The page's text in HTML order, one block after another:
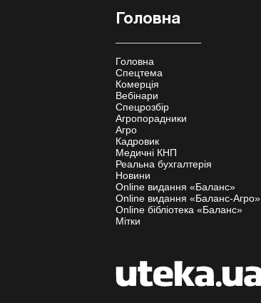
Головна
Головна
Спецтема
Комерція
Вебінари
Спецрозбір
Агропорадники
Агро
Кадровик
Медичні КНП
Реальна бухгалтерія
Новини
Online видання «Баланс»
Online видання «Баланс-Агро»
Online бібліотека «Баланс»
Мітки